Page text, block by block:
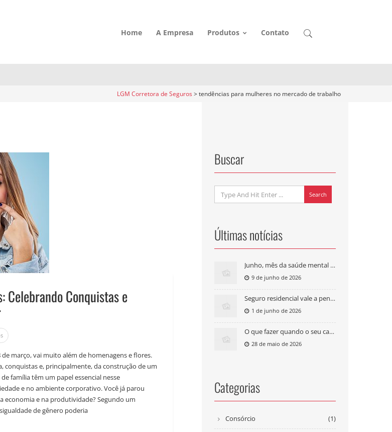
Home A Empresa Produtos Contato
mercado de trabalho
LGM Corretora de Seguros> tendências para mulheres no mercado de trabalho
Celebrando Conquistas e
março, vai muito além de homenagens e flores.
conquistas e, principalmente, da construção de um
família têm um papel essencial nesse
e no ambiente corporativo. Você já parou
economia e na produtividade? Segundo um
de gênero poderia
Buscar
Search
Últimas notícias
Junho, mês da saúde mental masculina: seu plano de saúde cobre tratamento psicológico?
9 de junho de 2026
Seguro residencial vale a pena? O que cobre e quanto custa
1 de junho de 2026
O que fazer quando o seu carro é roubado?
28 de maio de 2026
Categorias
Consórcio (1)